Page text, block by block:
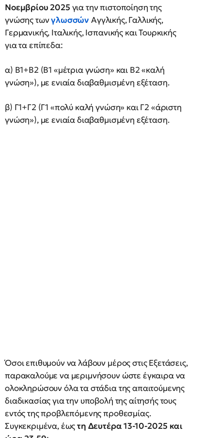
Νοεμβρίου 2025 για την πιστοποίηση της
γνώσης τωνγλωσσών Αγγλικής, Γαλλικής,
Γερμανικής, Ιταλικής, Ισπανικής και Τουρκικής
για τα επίπεδα:
α) Β1+Β2 (Β1 «μέτρια γνώση» και Β2 «καλή
γνώση»), με ενιαία διαβαθμισμένη εξέταση.
β) Γ1+Γ2 (Γ1 «πολύ καλή γνώση» και Γ2 «άριστη
γνώση»), με ενιαία διαβαθμισμένη εξέταση.
Όσοι επιθυμούν να λάβουν μέρος στις Εξετάσεις,
παρακαλούμε να μεριμνήσουν ώστε έγκαιρα να
ολοκληρώσουν όλα τα στάδια της απαιτούμενης
διαδικασίας για την υποβολή της αίτησής τους
εντός της προβλεπόμενης προθεσμίας.
Συγκεκριμένα, έωςτη Δευτέρα 13-10-2025 και